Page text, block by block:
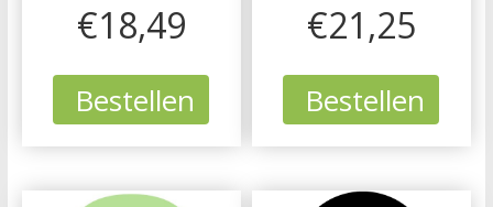
€18,49
Bestellen
€21,25
Bestellen